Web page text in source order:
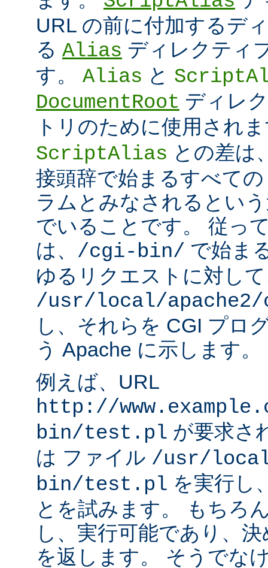
URL の前に付加するデ
る Alias ディレクティ
す。 Alias と
DocumentRoot ディレ
トリのために使用され
ScriptAlias との差は
接頭辞で始まるすべて
ラムとみなされるとい
でいることです。 従っ
は、 /cgi-bin/ で始ま
ゆるリクエストに対し
/usr/local/
し、それらを CGI プロ
う Apache に示します。
例えば、URL
http://
bin/test.pl が要求さ
は ファイル /usr/
bin/test.pl を実行し
とを試みます。 もちろ
し、実行可能であり、
を返します。 そうでな